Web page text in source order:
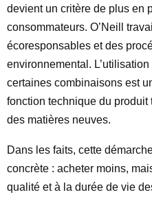
devient un critère de plus en
consommateurs. O’Neill
écoresponsables et des
environnemental.
certaines combinaisons est
fonction technique du produit
des matières neuves.
Dans les faits, cette
concrète : acheter moins,
qualité et à la durée de vie